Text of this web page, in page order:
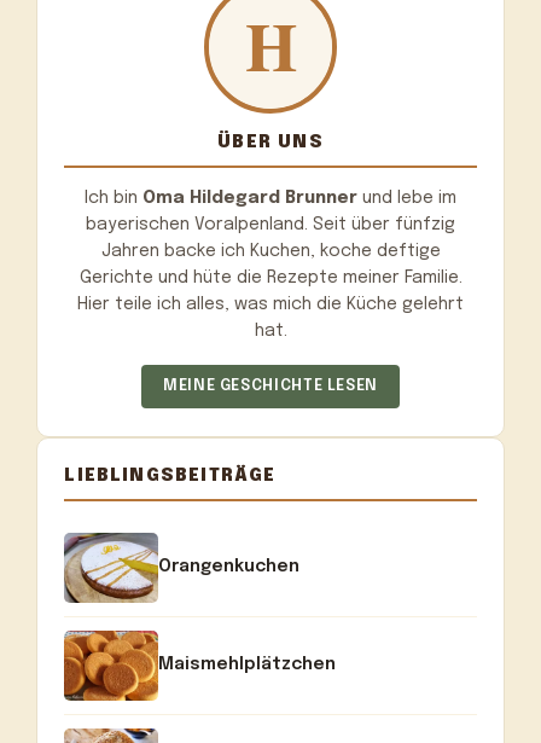
ÜBER UNS
Ich bin Oma Hildegard Brunner und lebe im
bayerischen Voralpenland. Seit über fünfzig
Jahren backe ich Kuchen, koche deftige
Gerichte und hüte die Rezepte meiner Familie.
Hier teile ich alles, was mich die Küche gelehrt
hat.
MEINE GESCHICHTE LESEN
LIEBLINGSBEITRÄGE
Orangenkuchen
Maismehlplätzchen